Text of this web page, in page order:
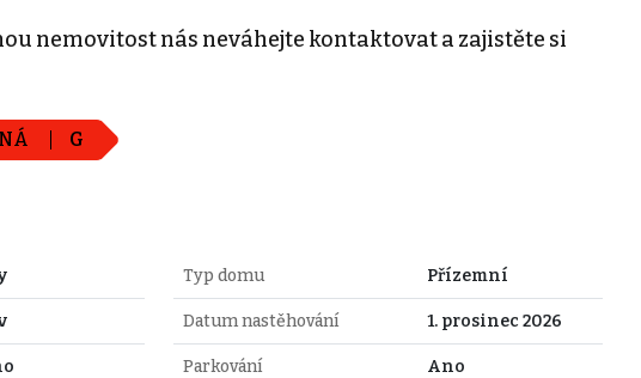
nemovitost nás neváhejte kontaktovat a zajistěte si
G
Typ domu Přízemní
Datum nastěhování 1. prosinec 2026
Parkování Ano